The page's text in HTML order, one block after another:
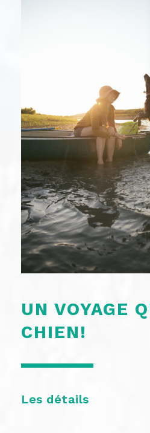
UN VOYAGE
CHIEN!
Les détails